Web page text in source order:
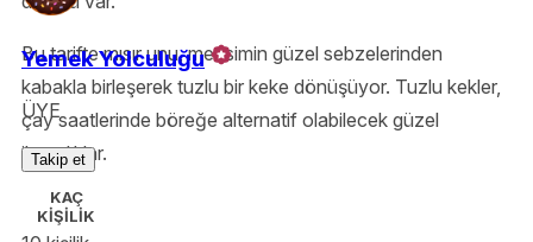
Bu tarifte mısır unu, mevsimin güzel sebzelerinden
kabakla birleşerek tuzlu bir keke dönüşüyor. Tuzlu kekler,
çay saatlerinde böreğe alternatif olabilecek güzel
ikramlıklar.
Yemek Yolculuğu
ÜYE
Takip et
KAÇ
KİŞİLİK